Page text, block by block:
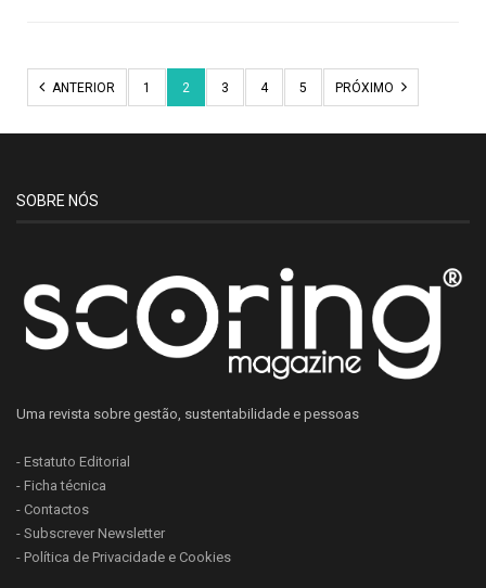
ANTERIOR 1 2 3 4 5 PRÓXIMO
SOBRE NÓS
Uma revista sobre gestão, sustentabilidade e pessoas
- Estatuto Editorial
- Ficha técnica
- Contactos
- Subscrever Newsletter
- Política de Privacidade e Cookies